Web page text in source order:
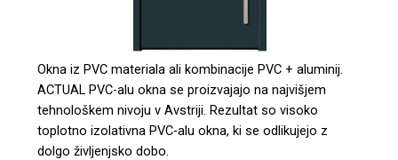
Okna iz PVC materiala ali kombinacije PVC + aluminij.
ACTUAL PVC-alu okna se proizvajajo na najvišjem
tehnološkem nivoju v Avstriji. Rezultat so visoko
toplotno izolativna PVC-alu okna, ki se odlikujejo z
dolgo življenjsko dobo.